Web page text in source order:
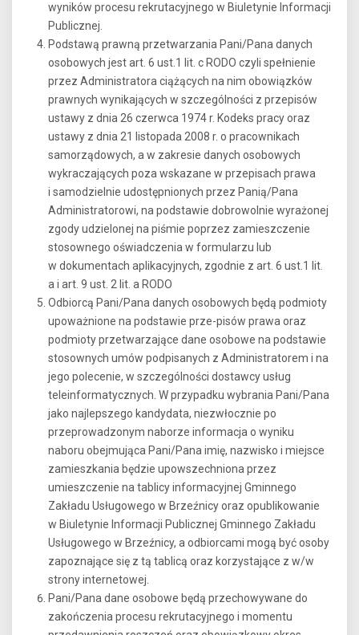
wyników procesu rekrutacyjnego w Biuletynie Informacji
Publicznej.
Podstawą prawną przetwarzania Pani/Pana danych
osobowych jest art. 6 ust.1 lit. c RODO czyli spełnienie
przez Administratora ciążących na nim obowiązków
prawnych wynikających w szczególności z przepisów
ustawy z dnia 26 czerwca 1974 r. Kodeks pracy oraz
ustawy z dnia 21 listopada 2008 r. o pracownikach
samorządowych, a w zakresie danych osobowych
wykraczających poza wskazane w przepisach prawa
i samodzielnie udostępnionych przez Panią/Pana
Administratorowi, na podstawie dobrowolnie wyrażonej
zgody udzielonej na piśmie poprzez zamieszczenie
stosownego oświadczenia w formularzu lub
w dokumentach aplikacyjnych, zgodnie z art. 6 ust.1 lit.
a i art. 9 ust. 2 lit. a RODO
Odbiorcą Pani/Pana danych osobowych będą podmioty
upoważnione na podstawie prze-pisów prawa oraz
podmioty przetwarzające dane osobowe na podstawie
stosownych umów podpisanych z Administratorem i na
jego polecenie, w szczególności dostawcy usług
teleinformatycznych. W przypadku wybrania Pani/Pana
jako najlepszego kandydata, niezwłocznie po
przeprowadzonym naborze informacja o wyniku
naboru obejmująca Pani/Pana imię, nazwisko i miejsce
zamieszkania będzie upowszechniona przez
umieszczenie na tablicy informacyjnej Gminnego
Zakładu Usługowego w Brzeźnicy oraz opublikowanie
w Biuletynie Informacji Publicznej Gminnego Zakładu
Usługowego w Brzeźnicy, a odbiorcami mogą być osoby
zapoznające się z tą tablicą oraz korzystające z w/w
strony internetowej.
Pani/Pana dane osobowe będą przechowywane do
zakończenia procesu rekrutacyjnego i momentu